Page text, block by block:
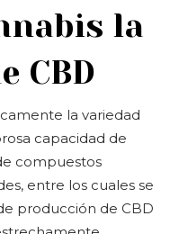
la
CBD
la variedad
capacidad de
compuestos
entre los cuales se
producción de CBD